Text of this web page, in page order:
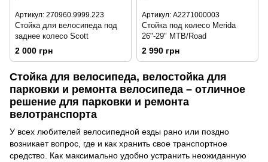
Артикул: 270960.9999.223
Стойка для велосипеда под
заднее колесо Scott
2 000 грн
Артикул: A2271000003
Стойка под колесо Merida
26"-29" MTB/Road
2 990 грн
Стойка для велосипеда, велостойка для
парковки и ремонта велосипеда – отличное
решение для парковки и ремонта
велотранспорта
У всех любителей велосипедной езды рано или поздно
возникает вопрос, где и как хранить свое транспортное
средство. Как максимально удобно устранить неожиданную